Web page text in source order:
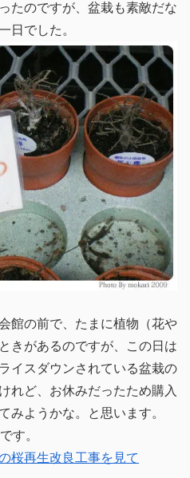
たのですが、盆栽も素敵だな
日でした。
館の前で、たまに植物（花や
きがあるのですが、この日は
イスダウンされている盆栽の
れど、お休みだったため購入
みようかな。と思います。
す。
桜再生改良工事を見て